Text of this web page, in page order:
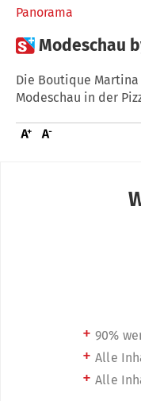
Panorama
Modeschau
Die Boutique
Modeschau in der